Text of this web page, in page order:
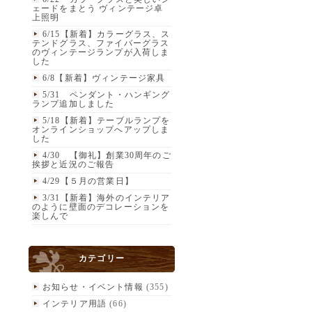
ェードをまとう ヴィンテージ卓
上照明
6/15【新着】カラーグラス、ス
テンドグラス、ファイバーグラス
のヴィンテージランプが入荷しま
した
6/8【新着】ヴィンテージ家具
5/31 ペンダント・ハンギング
ランプ追加しました
5/18【新着】テーブルランプを
オンラインショップへアップしま
した
4/30 【御礼】創業30周年のご
挨拶と近況のご報告
4/29【５月の営業日】
3/31【新着】海外のインテリア
のように壁面のデコレーションを
楽しんで
カテゴリー
お知らせ・イベント情報 (355)
インテリア用語 (66)